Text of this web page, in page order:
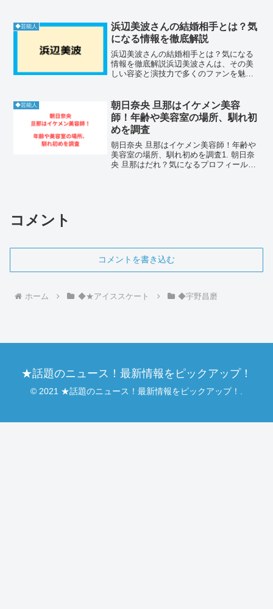
ですが、近年は政治や社会情勢に関する
発言が注目を集める...
◆芸能人
浜辺美波さんの結婚相手とは？気
になる情報を徹底解説
浜辺美波さんの結婚相手とは？気になる
情報を徹底解説浜辺美波さんは、その美
しい容姿と演技力で多くのファンを魅了
いものです。特に、結婚相手については
多くの憶測が飛び交ってい...
◆芸能人
朝日奈央 旦那はイケメン美容
師！年齢や美容室の場所、馴れ初
めを調査
朝日奈央 旦那はイケメン美容師！年齢や
美容室の場所、馴れ初めを調査1. 朝日奈
央 旦那はだれ？気になるプロフィールと
コメント
コメントを書き込む
ホーム ◆★アイススケート ◆宇野昌磨
★話題のニュース！最新情報をピックアップ！
© 2021 ★話題のニュース！最新情報をピックアップ！.